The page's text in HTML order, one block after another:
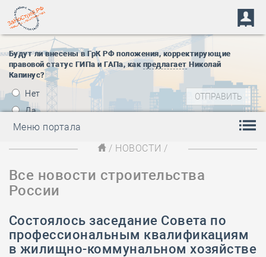
Будут ли внесены в ГрК РФ положения, корректирующие
правовой статус ГИПа и ГАПа, как предлагает Николай
Капинус?
Нет
Да
Меню портала
/ НОВОСТИ /
Все новости строительства
России
Состоялось заседание Совета по
профессиональным квалификациям
в жилищно-коммунальном хозяйстве